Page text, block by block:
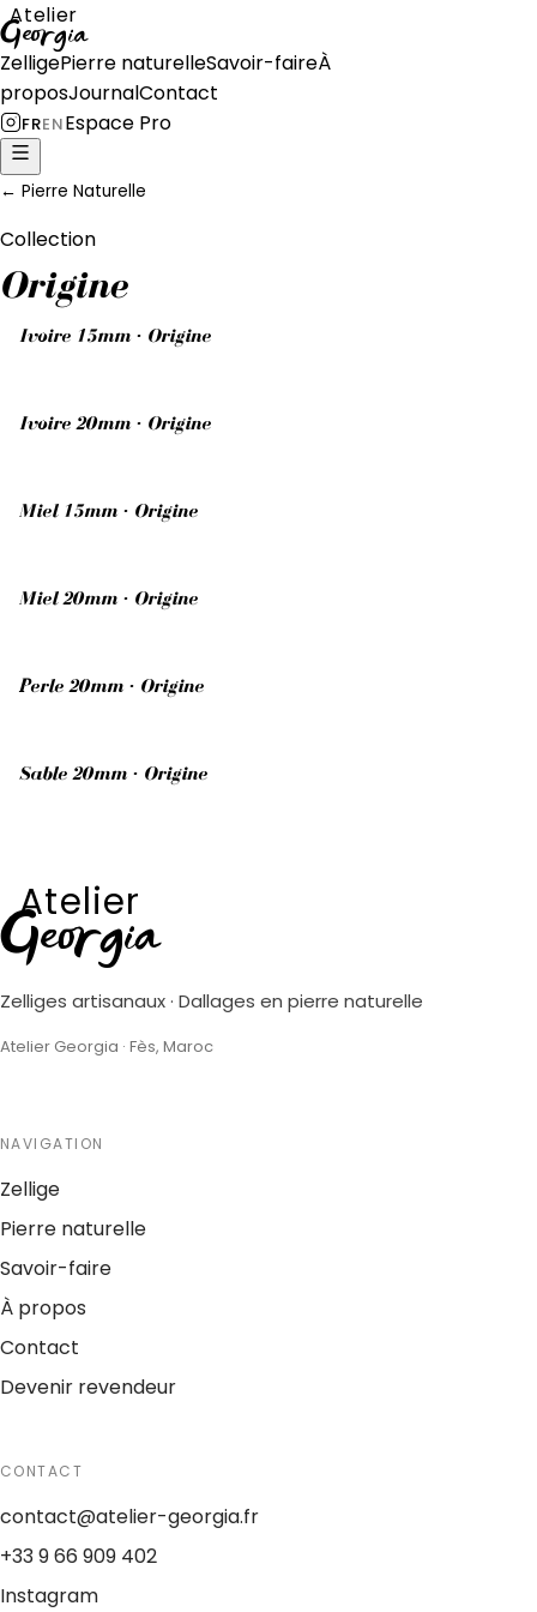
Atelier
Georgia
ZelligePierre naturelleSavoir-faireÀ
proposJournalContact
FRENEspace Pro
← Pierre Naturelle
Collection
Origine
Ivoire 15mm · Origine
Ivoire 20mm · Origine
Miel 15mm · Origine
Miel 20mm · Origine
Perle 20mm · Origine
Sable 20mm · Origine
Atelier
Georgia
Zelliges artisanaux · Dallages en pierre naturelle
Atelier Georgia · Fès, Maroc
NAVIGATION
Zellige
Pierre naturelle
Savoir-faire
À propos
Contact
Devenir revendeur
CONTACT
contact@atelier-georgia.fr
+33 9 66 909 402
Instagram